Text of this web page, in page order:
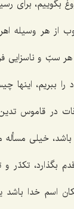
بگوییم، برای
از هر وسیله
سبّ و ناسزایی
را ببریم، اینها
در قاموس
خیلی
بگذارد، تكدّر و
اسم خدا باشد